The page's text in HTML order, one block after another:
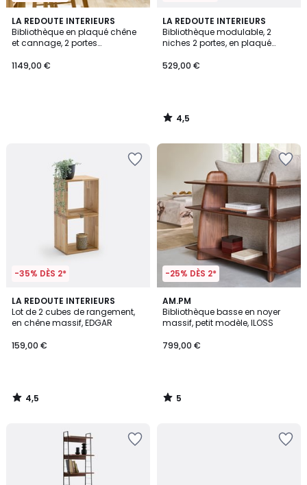
LA REDOUTE INTERIEURS
Bibliothèque en plaqué chêne
et cannage, 2 portes
1149,00 €
LA REDOUTE INTERIEURS
Bibliothèque modulable, 2
niches 2 portes, en plaqué
529,00 €
4,5
/ 5
4,5
/
-35% DÈS 2*
LA REDOUTE INTERIEURS
Lot de 2 cubes de rangement,
en chêne massif, EDGAR
159,00 €
4,5
/ 5
4,5
/
-25% DÈS 2*
AM.PM
Bibliothèque basse en noyer
massif, petit modèle, ILOSS
799,00 €
5
/
5
5
/